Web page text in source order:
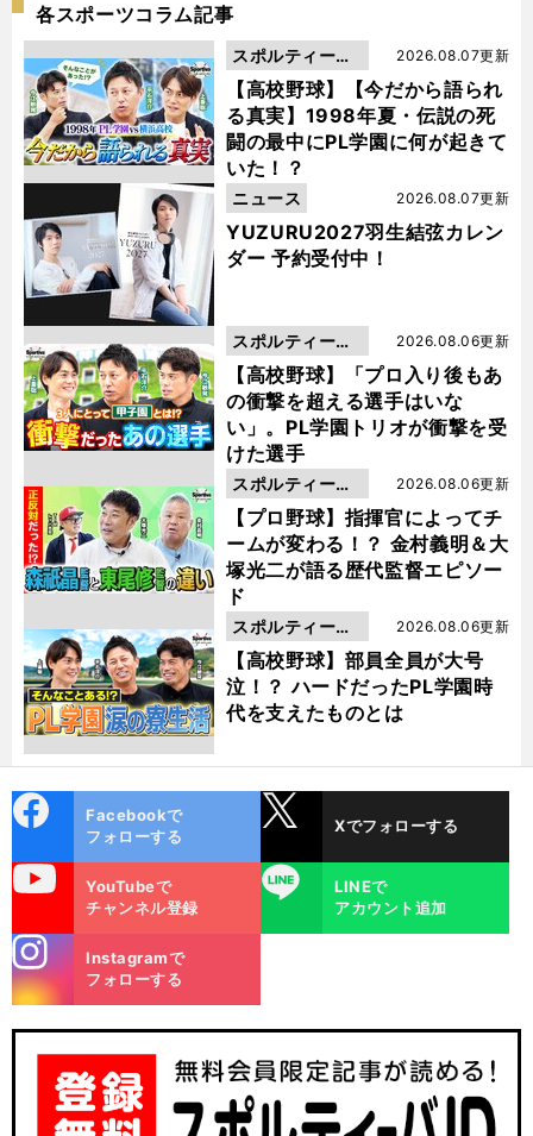
各スポーツコラム記事
【高校野球】【今だから語られ
る真実】1998年夏・伝説の死
闘の最中にPL学園に何が起きて
いた！？
2026.08.07更新
スポルティーバ
動画
YUZURU2027羽生結弦カレン
ダー 予約受付中！
2026.08.07更新
ニュース
【高校野球】「プロ入り後もあ
の衝撃を超える選手はいな
い」。PL学園トリオが衝撃を受
けた選手
2026.08.06更新
スポルティーバ
動画
【プロ野球】指揮官によってチ
ームが変わる！？ 金村義明＆大
塚光二が語る歴代監督エピソー
ド
2026.08.06更新
スポルティーバ
動画
【高校野球】部員全員が大号
泣！？ ハードだったPL学園時
代を支えたものとは
2026.08.06更新
スポルティーバ
動画
ok
Facebookで
フォローする
Xでフォローする
YouTubeで
チャンネル登録
LINE
LINEで
アカウント追加
m
Instagramで
フォローする